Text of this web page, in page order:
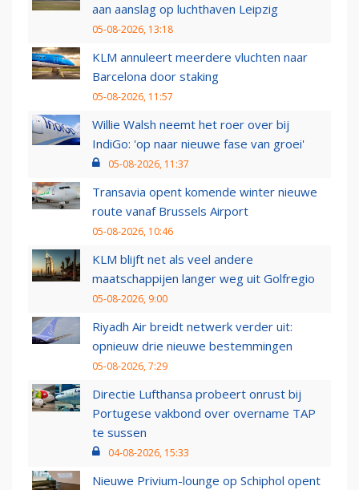
aan aanslag op luchthaven Leipzig
05-08-2026, 13:18
KLM annuleert meerdere vluchten naar
Barcelona door staking
05-08-2026, 11:57
Willie Walsh neemt het roer over bij
IndiGo: 'op naar nieuwe fase van groei'
05-08-2026, 11:37
Transavia opent komende winter nieuwe
route vanaf Brussels Airport
05-08-2026, 10:46
KLM blijft net als veel andere
maatschappijen langer weg uit Golfregio
05-08-2026, 9:00
Riyadh Air breidt netwerk verder uit:
opnieuw drie nieuwe bestemmingen
05-08-2026, 7:29
Directie Lufthansa probeert onrust bij
Portugese vakbond over overname TAP
te sussen
04-08-2026, 15:33
Nieuwe Privium-lounge op Schiphol opent